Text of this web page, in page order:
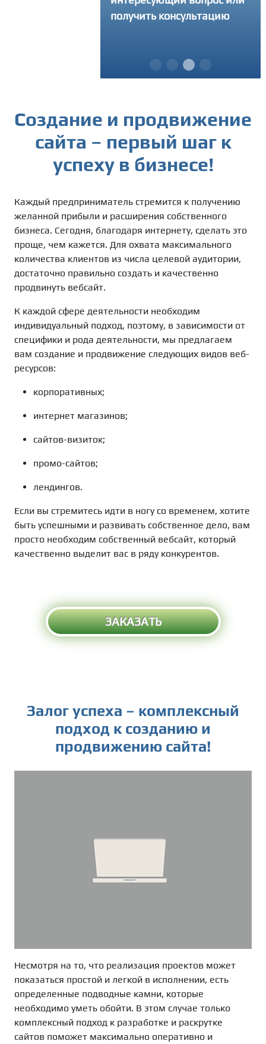
получить консультацию
Создание и продвижение
сайта – первый шаг к
успеху в бизнесе!
Каждый предприниматель стремится к получению
желанной прибыли и расширения собственного
бизнеса. Сегодня, благодаря интернету, сделать это
проще, чем кажется. Для охвата максимального
количества клиентов из числа целевой аудитории,
достаточно правильно создать и качественно
продвинуть вебсайт.
К каждой сфере деятельности необходим
индивидуальный подход, поэтому, в зависимости от
специфики и рода деятельности, мы предлагаем
вам создание и продвижение следующих видов веб-
ресурсов:
корпоративных;
интернет магазинов;
сайтов-визиток;
промо-сайтов;
лендингов.
Если вы стремитесь идти в ногу со временем, хотите
быть успешными и развивать собственное дело, вам
просто необходим собственный вебсайт, который
качественно выделит вас в ряду конкурентов.
ЗАКАЗАТЬ
Залог успеха – комплексный
подход к созданию и
продвижению сайта!
Несмотря на то, что реализация проектов может
показаться простой и легкой в исполнении, есть
определенные подводные камни, которые
необходимо уметь обойти. В этом случае только
комплексный подход к разработке и раскрутке
сайтов поможет максимально оперативно и